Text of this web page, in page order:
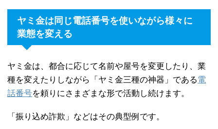
ヤミ金は同じ電話番号を使いながら様々に
業態を変える
ヤミ金は、都合に応じて名前や屋号を変更したり、業
種を変えたりしながら「ヤミ金三種の神器」である電
話番号を頼りにさまざまな形で活動し続けます。
「振り込め詐欺」などはその典型例です。